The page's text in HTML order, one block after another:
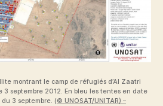
montrant le camp de réfugiés d’Al Zaatri
3 septembre 2012. En bleu les tentes en date
3 septembre. (© UNOSAT/UNITAR) –